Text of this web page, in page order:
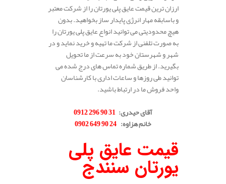
ارزان ترین قیمت عایق پلی یورتان را از شرکت معتبر
و باسابقه مهار انرژی پایدار ساز بخواهید. بدون
هیچ محدودیتی می توانید انواع عایق پلی یورتان را
به صورت تلفنی از شرکت ما تهیه و خرید نماید و در
شهر و شهرستان خود به سرعت از ما تحویل
بگیرید. از طریق شماره تماس های درج شده می
توانید طی روزها و ساعات اداری با کارشناسان
واحد فروش ما در ارتباط باشید.
آقای حیدری:
31 90 296 0912
خانم هزاوه:
24 90 649 0902
قیمت عایق پلی
یورتان سنندج